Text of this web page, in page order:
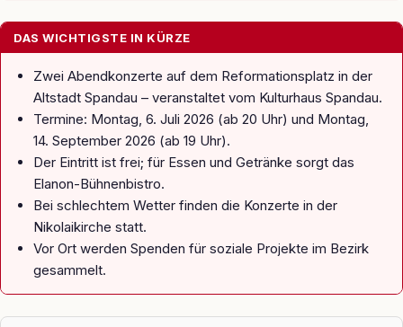
DAS WICHTIGSTE IN KÜRZE
Zwei Abendkonzerte auf dem Reformationsplatz in der
Altstadt Spandau – veranstaltet vom Kulturhaus Spandau.
Termine: Montag, 6. Juli 2026 (ab 20 Uhr) und Montag,
14. September 2026 (ab 19 Uhr).
Der Eintritt ist frei; für Essen und Getränke sorgt das
Elanon-Bühnenbistro.
Bei schlechtem Wetter finden die Konzerte in der
Nikolaikirche statt.
Vor Ort werden Spenden für soziale Projekte im Bezirk
gesammelt.